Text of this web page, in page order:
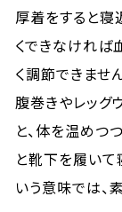
厚着をすると寝
くできなければ
く調節できません
腹巻きやレッグ
と、体を温めつ
と靴下を履いて
いう意味では、